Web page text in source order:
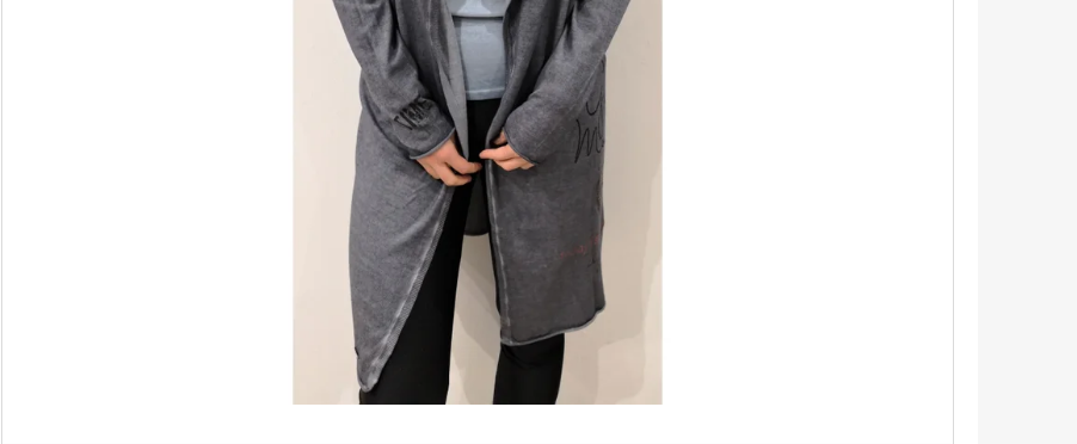
MUSTANG PÁNSKÉ TRIKO S KRÁTKÝM
RUKÁVEM
399 Kč